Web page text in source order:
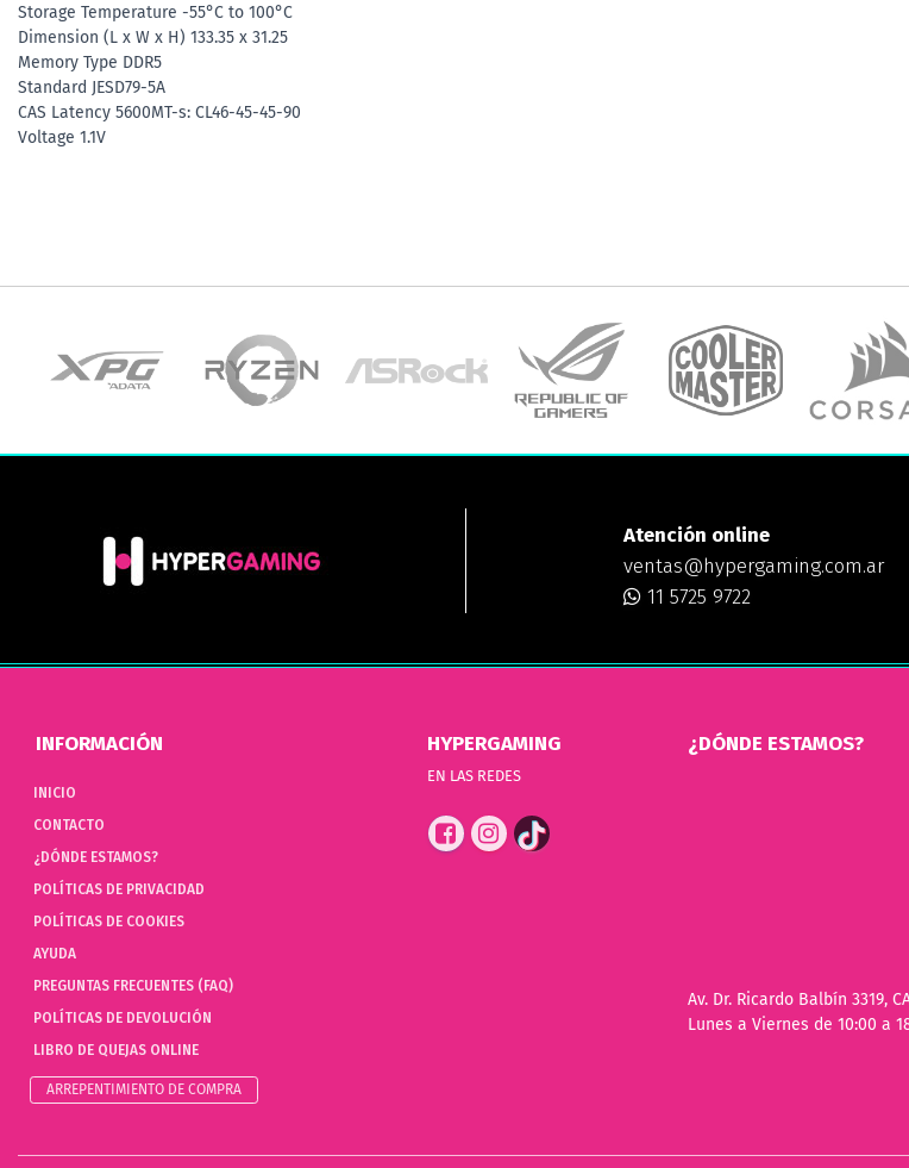
Storage Temperature -55°C to 100°C
Dimension (L x W x H) 133.35 x 31.25
Memory Type DDR5
Standard JESD79-5A
CAS Latency 5600MT-s: CL46-45-45-90
Voltage 1.1V
Atención online
ventas@hypergaming.com.ar
11 5725 9722
INFORMACIÓN
INICIO
CONTACTO
¿DÓNDE ESTAMOS?
POLÍTICAS DE PRIVACIDAD
POLÍTICAS DE COOKIES
AYUDA
PREGUNTAS FRECUENTES (FAQ)
POLÍTICAS DE DEVOLUCIÓN
LIBRO DE QUEJAS ONLINE
ARREPENTIMIENTO DE COMPRA
HYPERGAMING
EN LAS REDES
¿DÓNDE ESTAMOS?
Av. Dr. Ricardo Balbín 3319,
Lunes a Viernes de 10:00 a